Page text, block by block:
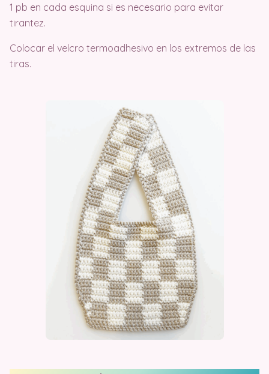
1 pb en cada esquina si es necesario para evitar
tirantez.
Colocar el velcro termoadhesivo en los extremos de las
tiras.